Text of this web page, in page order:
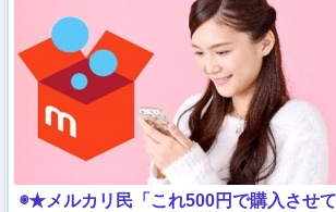
◉★メルカリ民「これ500円で購入させ